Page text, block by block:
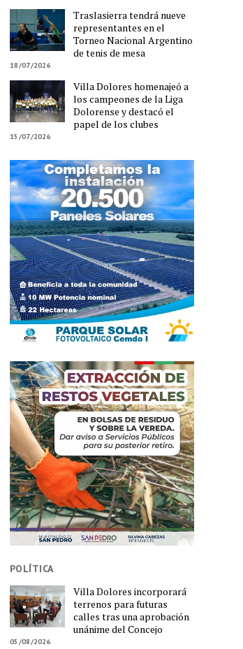
Traslasierra tendrá nueve
representantes en el
Torneo Nacional Argentino
de tenis de mesa
18/07/2026
Villa Dolores homenajeó a
los campeones de la Liga
Dolorense y destacó el
papel de los clubes
15/07/2026
POLÍTICA
Villa Dolores incorporará
terrenos para futuras
calles tras una aprobación
unánime del Concejo
05/08/2026